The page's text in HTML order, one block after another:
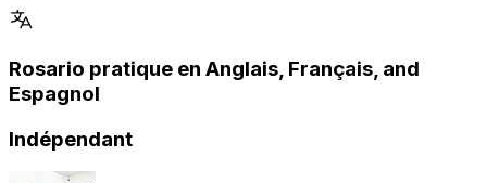
Rosario pratique en Anglais, Français, and
Espagnol
Indépendant